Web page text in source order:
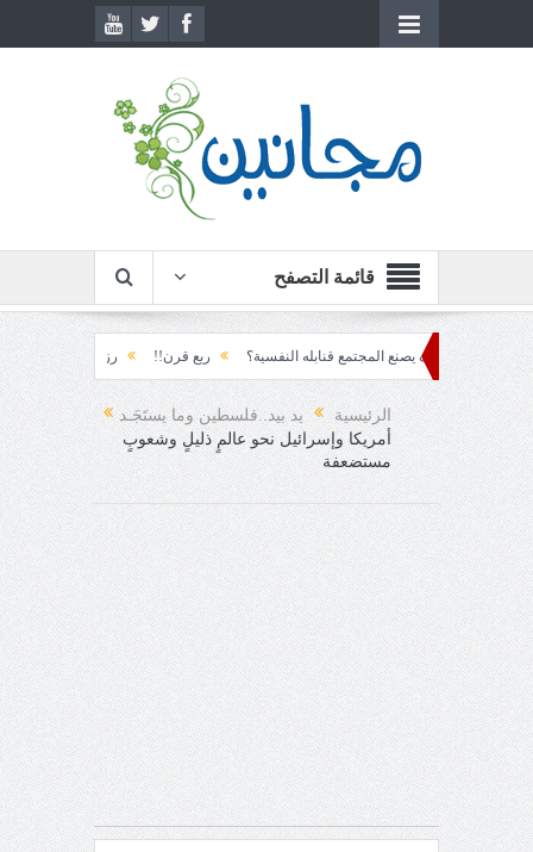
قائمة التصفح
كيف يصنع المجتمع قنابله النفسية؟ ربع قرن!! رزقٌ من يستكثره؟!
الرئيسية
يد بيد..فلسطين وما يستَجَـد
أمريكا وإسرائيل نحو عالمٍ ذليلٍ وشعوبٍ
مستضعفة